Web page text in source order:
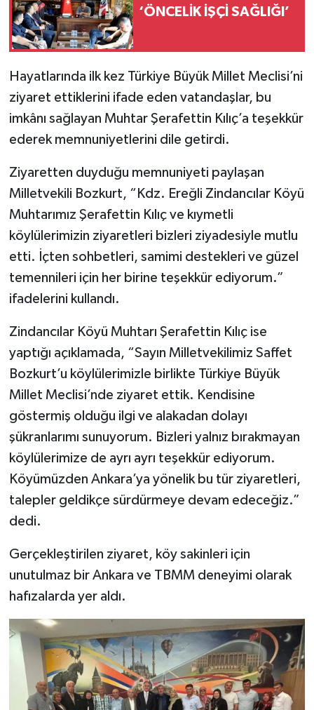
‘ÖNCELİK İŞÇİ SAĞLIĞI’
Hayatlarında ilk kez Türkiye Büyük Millet Meclisi’ni
ziyaret ettiklerini ifade eden vatandaşlar, bu
imkânı sağlayan Muhtar Şerafettin Kılıç’a teşekkür
ederek memnuniyetlerini dile getirdi.
Ziyaretten duyduğu memnuniyeti paylaşan
Milletvekili Bozkurt, “Kdz. Ereğli Zindancılar Köyü
Muhtarımız Şerafettin Kılıç ve kıymetli
köylülerimizin ziyaretleri bizleri ziyadesiyle mutlu
etti. İçten sohbetleri, samimi destekleri ve güzel
temennileri için her birine teşekkür ediyorum.”
ifadelerini kullandı.
Zindancılar Köyü Muhtarı Şerafettin Kılıç ise
yaptığı açıklamada, “Sayın Milletvekilimiz Saffet
Bozkurt’u köylülerimizle birlikte Türkiye Büyük
Millet Meclisi’nde ziyaret ettik. Kendisine
göstermiş olduğu ilgi ve alakadan dolayı
şükranlarımı sunuyorum. Bizleri yalnız bırakmayan
köylülerimize de ayrı ayrı teşekkür ediyorum.
Köyümüzden Ankara’ya yönelik bu tür ziyaretleri,
talepler geldikçe sürdürmeye devam edeceğiz.”
dedi.
Gerçekleştirilen ziyaret, köy sakinleri için
unutulmaz bir Ankara ve TBMM deneyimi olarak
hafızalarda yer aldı.